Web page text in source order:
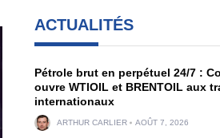
ACTUALITÉS
Pétrole brut en perpétuel 24/7 :
ouvre WTIOIL et BRENTOIL aux
internationaux
ARTHUR CARLIER AOÛT 7, 2026